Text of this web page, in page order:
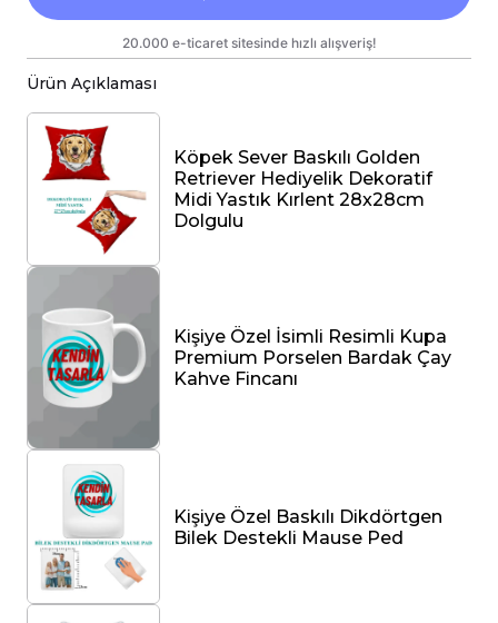
Ürün Açıklaması
Köpek Sever Hediye Seti, Caisya’nın özenle
tasarlanmış bir koleksiyonu olarak, Golden
Retriever temalı baskılı ürünlerle dolu bir
deneyim sunmaktadır.
Konsept hediye setleri kategorisinde yer alan bu
set, estetik ve işlevselliği bir araya getirerek, hem
görsel hem de pratik açıdan dikkat çekmektedir.
HEDİYE KUTU İÇERİĞİ
Premium porselen kupa baskılı
Bardak altlığı (kaymaz) baskılı
27x27cm Baskılı Dekoratif Yatık Dolgulu
İsimli baskılı bilek destekli mause ped
Özel Tasarım ve Kalite
Set, yüksek kaliteli malzemelerle üretilmiş olup,
uzun ömürlü kullanım için tasarlanmıştır.
Premium porselen kupa, bulaşık makinesinde
yıkanabilirken, yastık ve mause ped 30 derecede
hassas yıkama ile temizlenebilir. Yastık, efekt
baskılı olup, nakış işlemesi bulunmamaktadır.
Bu özellikler, ürünlerin dayanıklılığını
Köpek Sever Baskılı Golden
Retriever Hediyelik Dekoratif
Midi Yastık Kırlent 28x28cm
Dolgulu
Kişiye Özel İsimli Resimli Kupa
Premium Porselen Bardak Çay
Kahve Fincanı
Kişiye Özel Baskılı Dikdörtgen
Bilek Destekli Mause Ped